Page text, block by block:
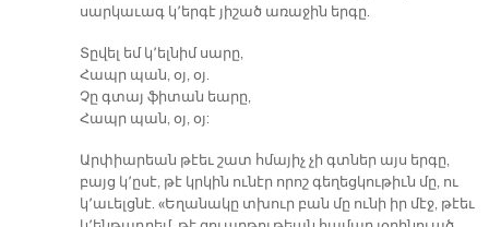
սարկաւագ կ՚երգէ յիշած առաջին երգը.
Տըվել եմ կ՚ելնիմ սարը,
Հապր պան, օյ, օյ.
Չը գտայ ֆիտան եարը,
Հապր պան, օյ, օյ:
Արփիարեան թէեւ շատ հմայիչ չի գտներ այս երգը,
բայց կ՚ըսէ, թէ կրկին ունէր որոշ գեղեցկութիւն մը, ու
կ՚աւելցնէ. «Եղանակը տխուր բան մը ունի իր մէջ, թէեւ